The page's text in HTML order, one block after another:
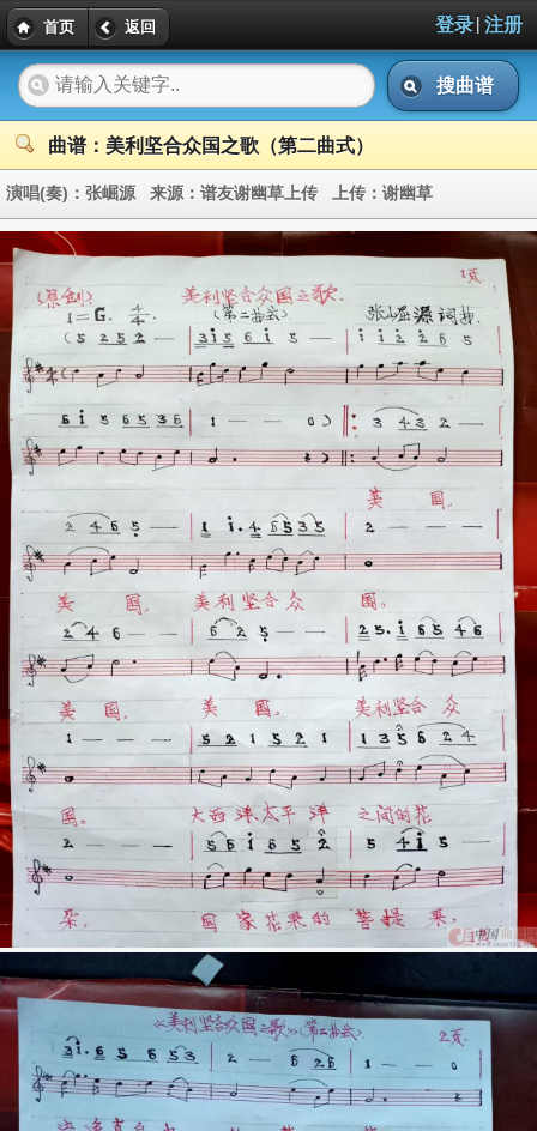
首页 返回 登录| 注册
搜曲谱
曲谱：美利坚合众国之歌（第二曲式）
演唱(奏)： 张崛源 来源： 谱友谢幽草上传 上传： 谢幽草